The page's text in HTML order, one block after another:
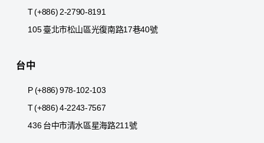
T (+886) 2-2790-8191
105 臺北市松山區光復南路17巷40號
台中
P (+886) 978-102-103
T (+886) 4-2243-7567
436 台中市清水區星海路211號